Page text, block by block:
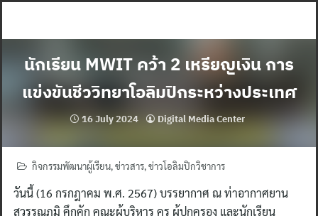
นักเรียน MWIT คว้า 2 เหรียญเงิน การ
แข่งขันชีววิทยาโอลิมปิกระหว่างประเทศ
16 July 2024 Digital Media Center
กิจกรรมพัฒนาผู้เรียน,ข่าวสาร,ข่าวโอลิมปิกวิชาการ
วันนี้ (16 กรกฎาคม พ.ศ. 2567) บรรยากาศ ณ ท่าอากาศยาน
สุวรรณภูมิ คึกคัก คณะผู้บริหาร ครู ผู้ปกครอง และนักเรียน